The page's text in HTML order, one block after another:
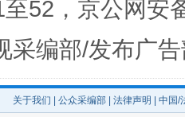
52，京公网安
采编部/发布广
关于我们 公众采编部 法律声明 | 中国